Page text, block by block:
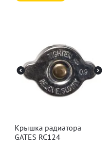
Крышка радиатора
GATES RC124